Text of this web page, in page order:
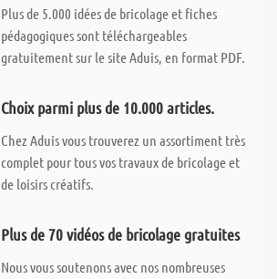
Plus de 5.000 idées de bricolage et fiches
pédagogiques sont téléchargeables
gratuitement sur le site Aduis, en format PDF.
Choix parmi plus de 10.000 articles.
Chez Aduis vous trouverez un assortiment très
complet pour tous vos travaux de bricolage et
de loisirs créatifs.
Plus de 70 vidéos de bricolage gratuites
Nous vous soutenons avec nos nombreuses